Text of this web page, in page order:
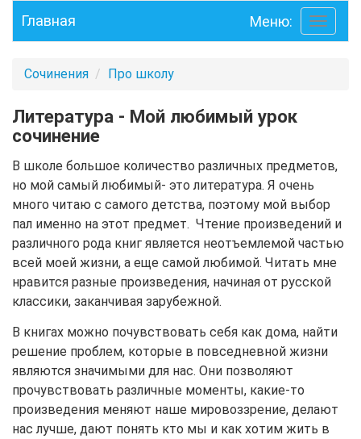
Toggle
Главная Меню:
Сочинения Про школу
Литература - Мой любимый урок
сочинение
В школе большое количество различных предметов,
но мой самый любимый- это литература. Я очень
много читаю с самого детства, поэтому мой выбор
пал именно на этот предмет. Чтение произведений и
различного рода книг является неотъемлемой частью
всей моей жизни, а еще самой любимой. Читать мне
нравится разные произведения, начиная от русской
классики, заканчивая зарубежной.
В книгах можно почувствовать себя как дома, найти
решение проблем, которые в повседневной жизни
являются значимыми для нас. Они позволяют
прочувствовать различные моменты, какие-то
произведения меняют наше мировоззрение, делают
нас лучше, дают понять кто мы и как хотим жить в